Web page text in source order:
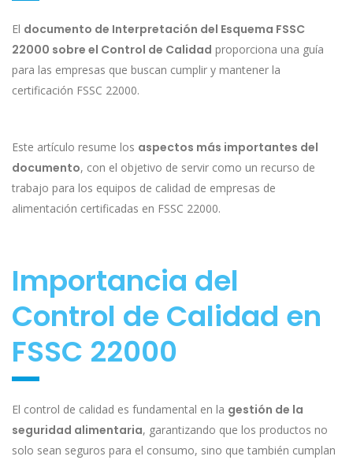
El documento de Interpretación del Esquema FSSC
22000 sobre el Control de Calidad proporciona una guía
para las empresas que buscan cumplir y mantener la
certificación FSSC 22000.
Este artículo resume los aspectos más importantes del
documento, con el objetivo de servir como un recurso de
trabajo para los equipos de calidad de empresas de
alimentación certificadas en FSSC 22000.
Importancia del
Control de Calidad en
FSSC 22000
El control de calidad es fundamental en la gestión de la
seguridad alimentaria, garantizando que los productos no
solo sean seguros para el consumo, sino que también cumplan